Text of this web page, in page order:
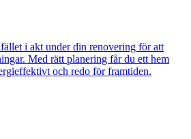
i akt under din renovering för att
Med rätt planering får du ett hem
och redo för framtiden.